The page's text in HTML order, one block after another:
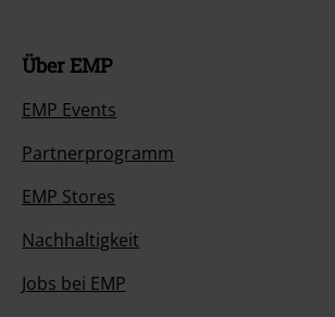
Über EMP
EMP Events
Partnerprogramm
EMP Stores
Nachhaltigkeit
Jobs bei EMP